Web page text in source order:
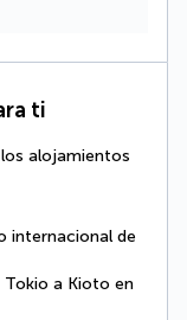
ti
alojamientos
internacional de
Tokio a Kioto en